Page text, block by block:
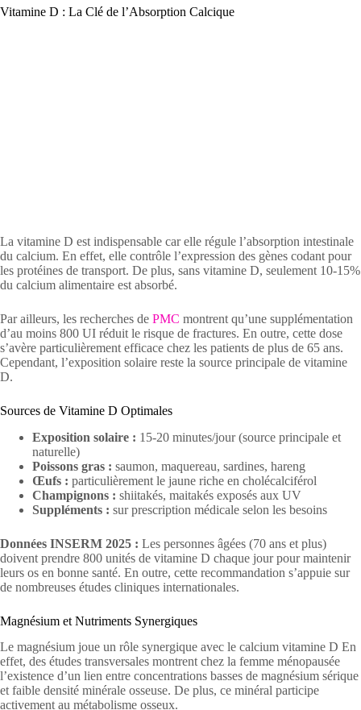
Vitamine D : La Clé de l’Absorption Calcique
La vitamine D est indispensable car elle régule l’absorption intestinale
du calcium. En effet, elle contrôle l’expression des gènes codant pour
les protéines de transport. De plus, sans vitamine D, seulement 10-15%
du calcium alimentaire est absorbé.
Par ailleurs, les recherches de PMC montrent qu’une supplémentation
d’au moins 800 UI réduit le risque de fractures. En outre, cette dose
s’avère particulièrement efficace chez les patients de plus de 65 ans.
Cependant, l’exposition solaire reste la source principale de vitamine
D.
Sources de Vitamine D Optimales
Exposition solaire : 15-20 minutes/jour (source principale et
naturelle)
Poissons gras : saumon, maquereau, sardines, hareng
Œufs : particulièrement le jaune riche en cholécalciférol
Champignons : shiitakés, maitakés exposés aux UV
Suppléments : sur prescription médicale selon les besoins
Données INSERM 2025 : Les personnes âgées (70 ans et plus)
doivent prendre 800 unités de vitamine D chaque jour pour maintenir
leurs os en bonne santé. En outre, cette recommandation s’appuie sur
de nombreuses études cliniques internationales.
Magnésium et Nutriments Synergiques
Le magnésium joue un rôle synergique avec le calcium vitamine D En
effet, des études transversales montrent chez la femme ménopausée
l’existence d’un lien entre concentrations basses de magnésium sérique
et faible densité minérale osseuse. De plus, ce minéral participe
activement au métabolisme osseux.